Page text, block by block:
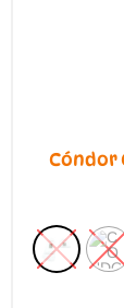
Cóndor